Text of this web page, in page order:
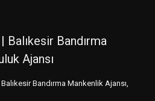
Balıkesir Bandırma
Ajansı
Bandırma Mankenlik Ajansı,